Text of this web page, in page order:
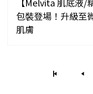
包裝登場！升級至
肌膚